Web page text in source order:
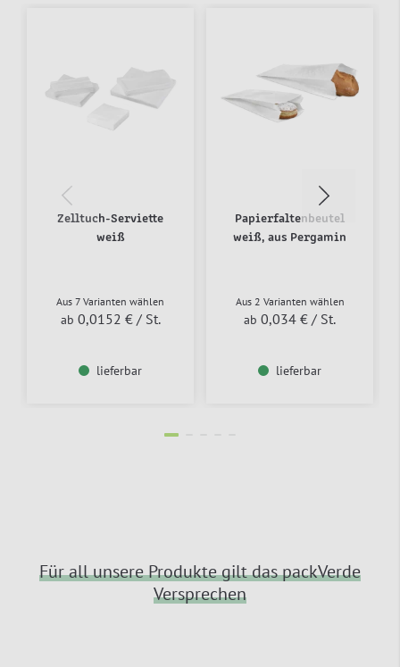
Zelltuch-Serviette
weiß
Aus 7 Varianten wählen
ab 0,0152 € / St.
lieferbar
Papierfaltenbeutel
weiß, aus Pergamin
Aus 2 Varianten wählen
ab 0,034 € / St.
lieferbar
Für all unsere Produkte gilt das packVerde
Versprechen